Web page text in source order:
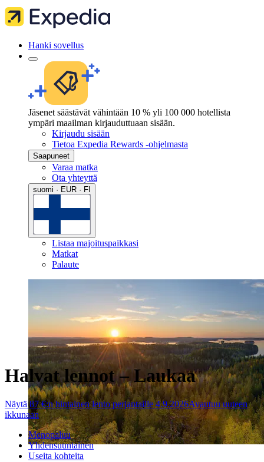
Hanki sovellus
Jäsenet säästävät vähintään 10 % yli 100 000 hotellista
ympäri maailman kirjauduttuaan sisään.
Kirjaudu sisään
Tietoa Expedia Rewards -ohjelmasta
Saapuneet
Varaa matka
Ota yhteyttä
suomi · EUR · FI
Listaa majoituspaikkasi
Matkat
Palaute
Halvat lennot – Laukaa
Näytä 87 €:n hintainen lento perjantaille 4.9.2026Avautuu uuteen
ikkunaan
Menopaluu
Yhdensuuntainen
Useita kohteita